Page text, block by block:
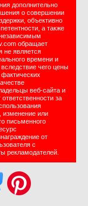
дополнительно
о совершении
объективно
а также
обращает
не является
времени и
чего цены
веб-сайта и
за
изменение или
письменного
от
с
рекламодателей.